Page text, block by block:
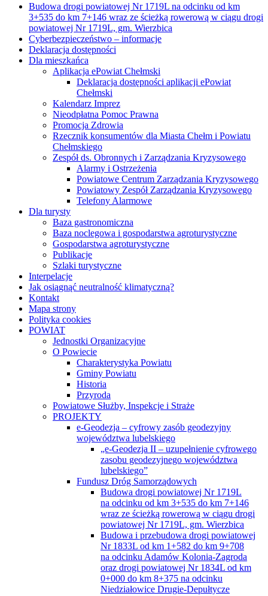
Budowa drogi powiatowej Nr 1719L na odcinku od km
3+535 do km 7+146 wraz ze ścieżką rowerową w ciągu drogi
powiatowej Nr 1719L, gm. Wierzbica
Cyberbezpieczeństwo – informacje
Deklaracja dostępności
Dla mieszkańca
Aplikacja ePowiat Chełmski
Deklaracja dostępności aplikacji ePowiat
Chełmski
Kalendarz Imprez
Nieodpłatna Pomoc Prawna
Promocja Zdrowia
Rzecznik konsumentów dla Miasta Chełm i Powiatu
Chełmskiego
Zespół ds. Obronnych i Zarządzania Kryzysowego
Alarmy i Ostrzeżenia
Powiatowe Centrum Zarządzania Kryzysowego
Powiatowy Zespół Zarządzania Kryzysowego
Telefony Alarmowe
Dla turysty
Baza gastronomiczna
Baza noclegowa i gospodarstwa agroturystyczne
Gospodarstwa agroturystyczne
Publikacje
Szlaki turystyczne
Interpelacje
Jak osiągnąć neutralność klimatyczną?
Kontakt
Mapa strony
Polityka cookies
POWIAT
Jednostki Organizacyjne
O Powiecie
Charakterystyka Powiatu
Gminy Powiatu
Historia
Przyroda
Powiatowe Służby, Inspekcje i Straże
PROJEKTY
e-Geodezja – cyfrowy zasób geodezyjny
województwa lubelskiego
„e-Geodezja II – uzupełnienie cyfrowego
zasobu geodezyjnego województwa
lubelskiego”
Fundusz Dróg Samorządowych
Budowa drogi powiatowej Nr 1719L
na odcinku od km 3+535 do km 7+146
wraz ze ścieżką rowerową w ciągu drogi
powiatowej Nr 1719L, gm. Wierzbica
Budowa i przebudowa drogi powiatowej
Nr 1833L od km 1+582 do km 9+708
na odcinku Adamów Kolonia-Zagroda
oraz drogi powiatowej Nr 1834L od km
0+000 do km 8+375 na odcinku
Niedziałowice Drugie-Depułtycze